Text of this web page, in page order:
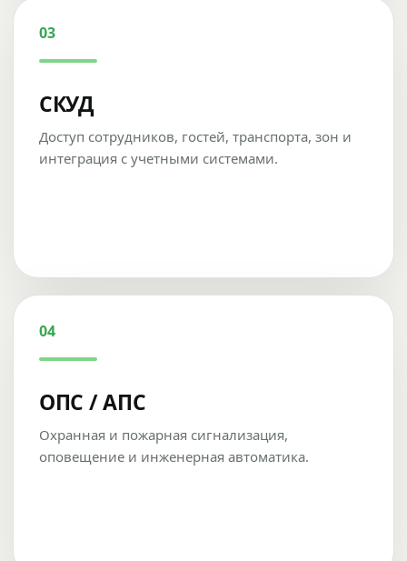
03
СКУД
Доступ сотрудников, гостей, транспорта, зон и
интеграция с учетными системами.
04
ОПС / АПС
Охранная и пожарная сигнализация,
оповещение и инженерная автоматика.